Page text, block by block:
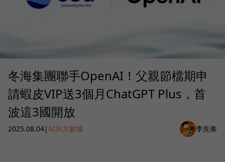
冬海集團聯手OpenAI！父親節檔期申
請蝦皮VIP送3個月ChatGPT Plus，首
波這3國開放
2025.08.04|AI與大數據 李先泰